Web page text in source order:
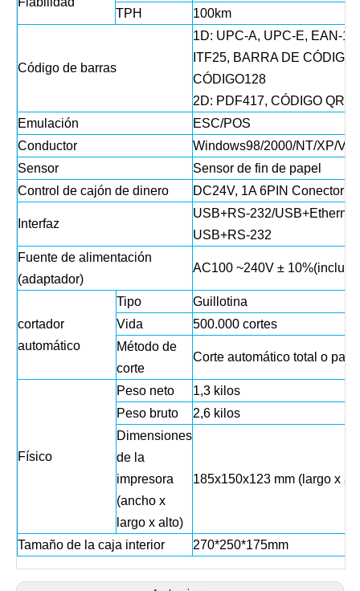
TPH
100km
Código de barras
1D: UPC-A, UPC-E, EAN-
ITF25, BARRA DE
CÓDIGO128
2D: PDF417, CÓDIGO QR,
Emulación
ESC/POS
Conductor
Windows98/2000/NT/XP/
Sensor
Sensor de fin de papel
Control de cajón de dinero
DC24V, 1A 6PIN Conector
Interfaz
USB+RS-232/USB+Ethernet/
USB+RS-232
Fuente de alimentación
(adaptador)
AC100 ~240V ±
cortador
automático
Tipo
Guillotina
Vida
500.000 cortes
Método de
corte
Corte automático total o
Físico
Peso neto
1,3 kilos
Peso bruto
2,6 kilos
Dimensiones
de la
impresora
(ancho x
largo x alto)
185x150x123 mm (largo x
Tamaño de la caja interior 270*250*175mm